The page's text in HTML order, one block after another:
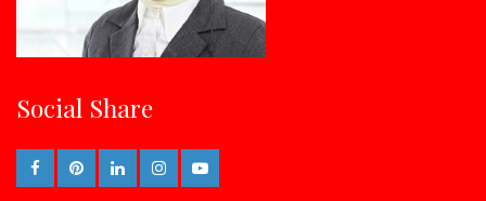
Social Share